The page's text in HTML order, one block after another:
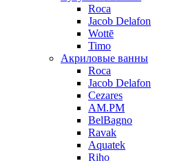
Roca
Jacob Delafon
Wottē
Timo
Акриловые ванны
Roca
Jacob Delafon
Cezares
AM.PM
BelBagno
Ravak
Aquatek
Riho